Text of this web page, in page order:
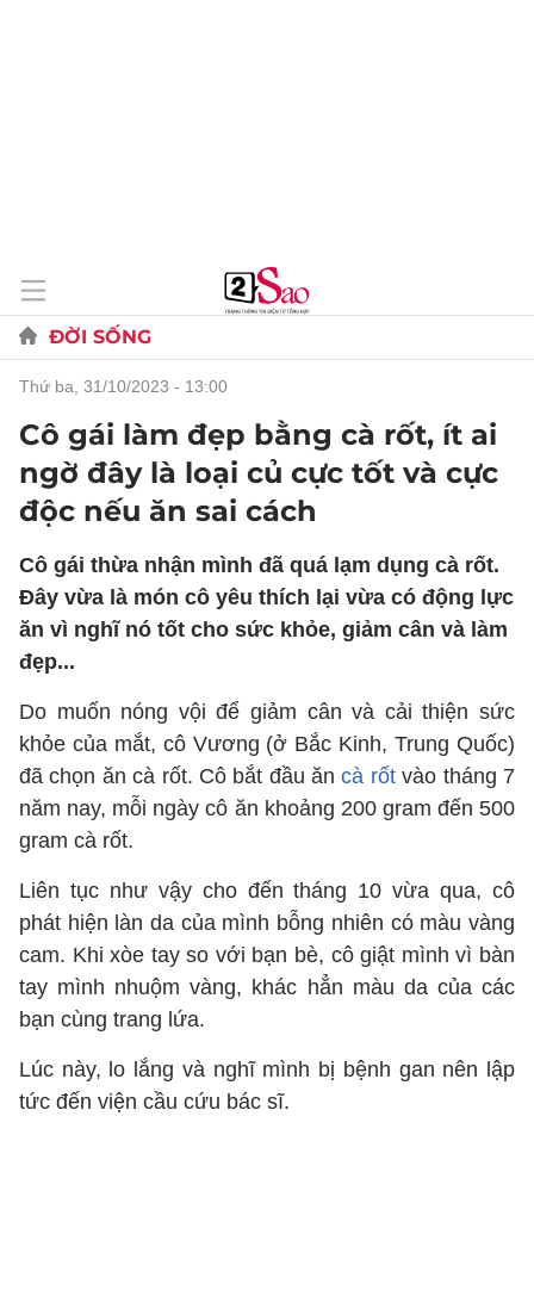
ĐỜI SỐNG
thứ ba, 31/10/2023 - 13:00
Cô gái làm đẹp bằng cà rốt, ít ai
ngờ đây là loại củ cực tốt và cực
độc nếu ăn sai cách
Cô gái thừa nhận mình đã quá lạm dụng cà rốt.
Đây vừa là món cô yêu thích lại vừa có động lực
ăn vì nghĩ nó tốt cho sức khỏe, giảm cân và làm
đẹp...
Do muốn nóng vội để giảm cân và cải thiện sức
khỏe của mắt, cô Vương (ở Bắc Kinh, Trung Quốc)
đã chọn ăn cà rốt. Cô bắt đầu ăncà rốtvào tháng 7
năm nay, mỗi ngày cô ăn khoảng 200 gram đến 500
gram cà rốt.
Liên tục như vậy cho đến tháng 10 vừa qua, cô
phát hiện làn da của mình bỗng nhiên có màu vàng
cam. Khi xòe tay so với bạn bè, cô giật mình vì bàn
tay mình nhuộm vàng, khác hẳn màu da của các
bạn cùng trang lứa.
Lúc này, lo lắng và nghĩ mình bị bệnh gan nên lập
tức đến viện cầu cứu bác sĩ.